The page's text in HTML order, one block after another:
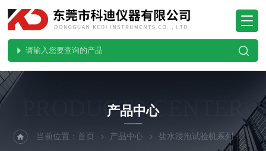
PRODUCTS CENTER
产品中心
当前位置：首页 产品中心 盐水浸泡试验机系列 刀